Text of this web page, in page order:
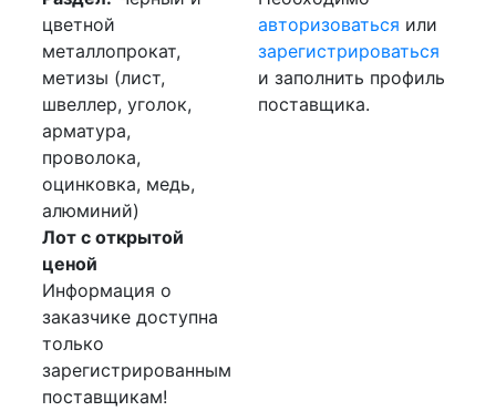
цветной
металлопрокат,
метизы (лист,
швеллер, уголок,
арматура,
проволока,
оцинковка, медь,
алюминий)
Лот с открытой
ценой
Информация о
заказчике доступна
только
зарегистрированным
поставщикам!
авторизоваться или
зарегистрироваться
и заполнить профиль
поставщика.